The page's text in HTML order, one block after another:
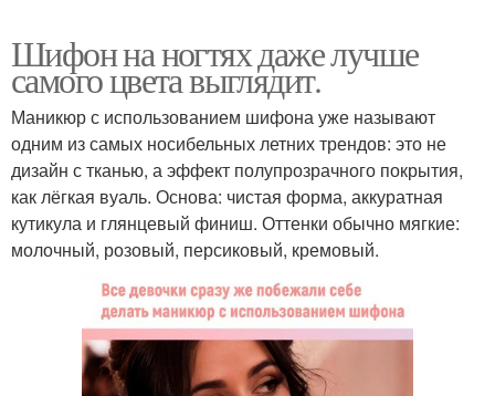
Шифон на ногтях даже лучше
самого цвета выглядит.
Маникюр с использованием шифона уже называют
одним из самых носибельных летних трендов: это не
дизайн с тканью, а эффект полупрозрачного покрытия,
как лёгкая вуаль. Основа: чистая форма, аккуратная
кутикула и глянцевый финиш. Оттенки обычно мягкие:
молочный, розовый, персиковый, кремовый.